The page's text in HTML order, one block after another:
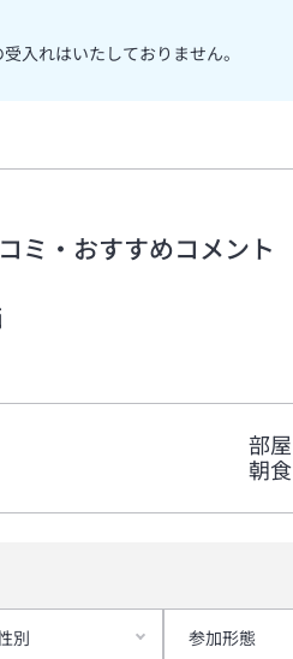
入れはいたしておりません。
ミ・おすすめコメント
部屋
朝食
別 参加形態